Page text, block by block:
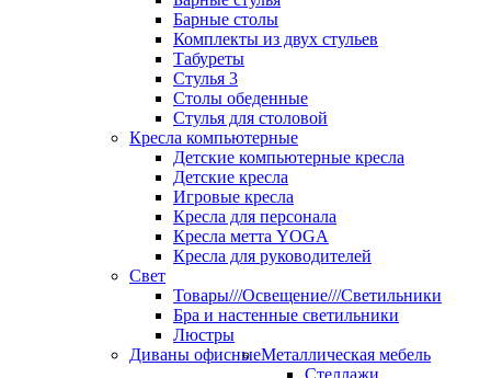
Барные столы
Комплекты из двух стульев
Табуреты
Стулья 3
Столы обеденные
Стулья для столовой
Кресла компьютерные
Детские компьютерные кресла
Детские кресла
Игровые кресла
Кресла для персонала
Кресла метта YOGA
Кресла для руководителей
Свет
Товары///Освещение///Светильники
Бра и настенные светильники
Люстры
Диваны офисныеМеталлическая мебель
Стеллажи